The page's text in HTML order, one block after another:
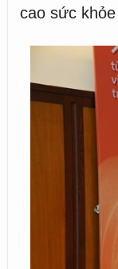
cao sức